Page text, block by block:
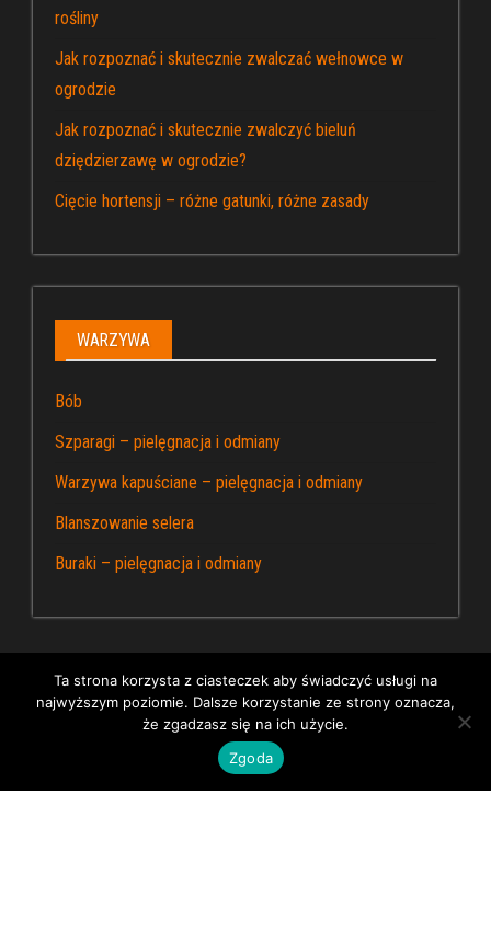
rośliny
Jak rozpoznać i skutecznie zwalczać wełnowce w
ogrodzie
Jak rozpoznać i skutecznie zwalczyć bieluń
dziędzierzawę w ogrodzie?
Cięcie hortensji – różne gatunki, różne zasady
WARZYWA
Bób
Szparagi – pielęgnacja i odmiany
Warzywa kapuściane – pielęgnacja i odmiany
Blanszowanie selera
Buraki – pielęgnacja i odmiany
Dumnie wspierane przez WordPress|Kapusta – blog
ogrodniczy
Ta strona korzysta z ciasteczek aby świadczyć usługi na
najwyższym poziomie. Dalsze korzystanie ze strony oznacza,
że zgadzasz się na ich użycie.
Zgoda